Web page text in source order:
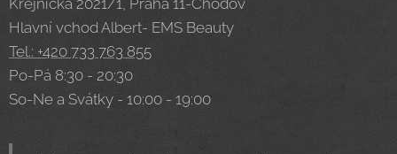
Krejnická 2021/1, Praha 11-Chodov
Hlavní vchod Albert- EMS Beauty
Tel.: +420 733 763 855
Po-Pá 8:30 - 20:30
So-Ne a Svátky - 10:00 - 19:00